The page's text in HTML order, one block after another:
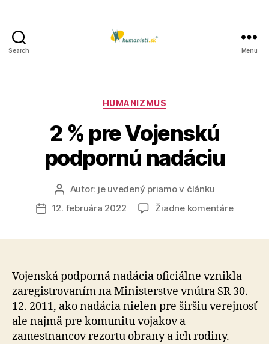
Search Menu
Kategórie
HUMANIZMUS
2 % pre Vojenskú
podpornú nadáciu
Autor
článku
Autor: je uvedený priamo v článku
Dátum
12. februára 2022 Žiadne komentárena
nadáciu
Vojenská podporná nadácia oficiálne vznikla
zaregistrovaním na Ministerstve vnútra SR 30.
12. 2011, ako nadácia nielen pre širšiu verejnosť
ale najmä pre komunitu vojakov a
zamestnancov rezortu obrany a ich rodiny.